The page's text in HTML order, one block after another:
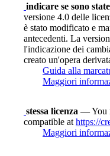
indicare se sono
versione 4.0 delle
è stato modificato e
antecedenti. La
l'indicazione dei
creato un'opera
Guida alla
Maggiori
stessa licenza — You
compatible at https://
Maggiori